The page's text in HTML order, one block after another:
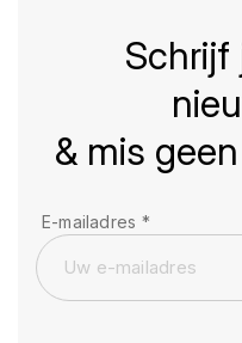
Schrijf
& mis
E-mailadres *